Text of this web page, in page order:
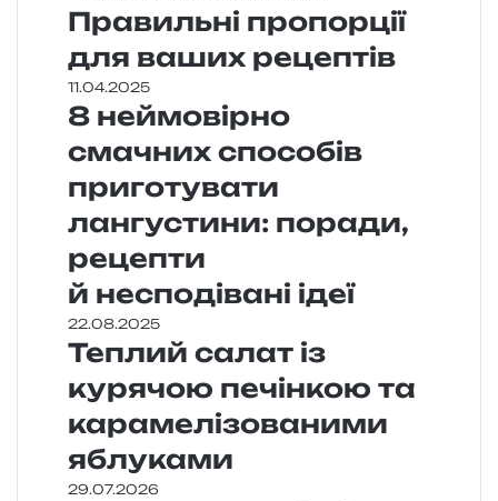
Правильні пропорції
для ваших рецептів
11.04.2025
8 неймовірно
смачних способів
приготувати
лангустини: поради,
рецепти
й несподівані ідеї
22.08.2025
Теплий салат із
курячою печінкою та
карамелізованими
яблуками
29.07.2026